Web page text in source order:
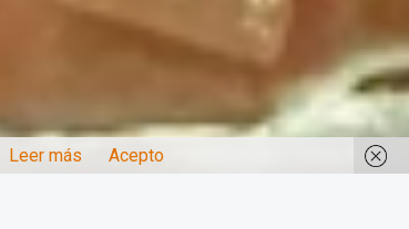
Leer más Acepto